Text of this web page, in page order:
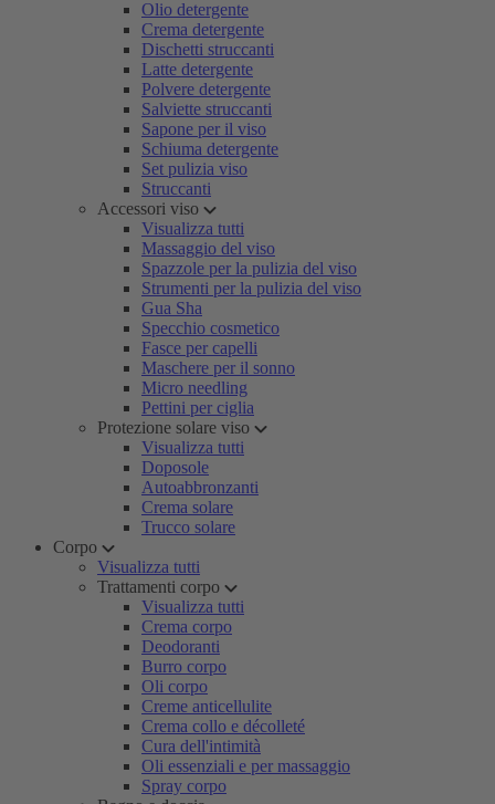
Olio detergente
Crema detergente
Dischetti struccanti
Latte detergente
Polvere detergente
Salviette struccanti
Sapone per il viso
Schiuma detergente
Set pulizia viso
Struccanti
Accessori viso
Visualizza tutti
Massaggio del viso
Spazzole per la pulizia del viso
Strumenti per la pulizia del viso
Gua Sha
Specchio cosmetico
Fasce per capelli
Maschere per il sonno
Micro needling
Pettini per ciglia
Protezione solare viso
Visualizza tutti
Doposole
Autoabbronzanti
Crema solare
Trucco solare
Corpo
Visualizza tutti
Trattamenti corpo
Visualizza tutti
Crema corpo
Deodoranti
Burro corpo
Oli corpo
Creme anticellulite
Crema collo e décolleté
Cura dell'intimità
Oli essenziali e per massaggio
Spray corpo